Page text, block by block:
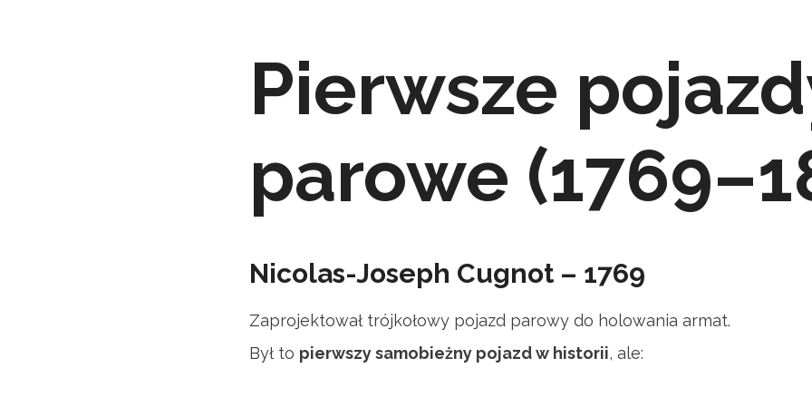
Pierwsze
parowe
Nicolas-Joseph Cugnot – 1769
Zaprojektował trójkołowy pojazd parowy do holowania armat.
Był to pierwszy samobieżny pojazd w historii, ale: